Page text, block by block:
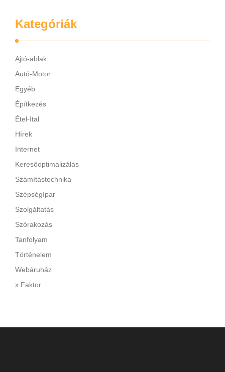
Kategóriák
Ajtó-ablak
Autó-Motor
Egyéb
Építkezés
Étel-Ital
Hírek
Internet
Keresőoptimalizálás
Számítástechnika
Szépségípar
Szolgáltatás
Szórakozás
Tanfolyam
Történelem
Webáruház
x Faktor